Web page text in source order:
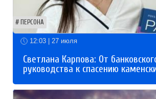
ПЕРСОНА
12:03 | 27 июля
Светлана Карпова: От
руководства к спасению